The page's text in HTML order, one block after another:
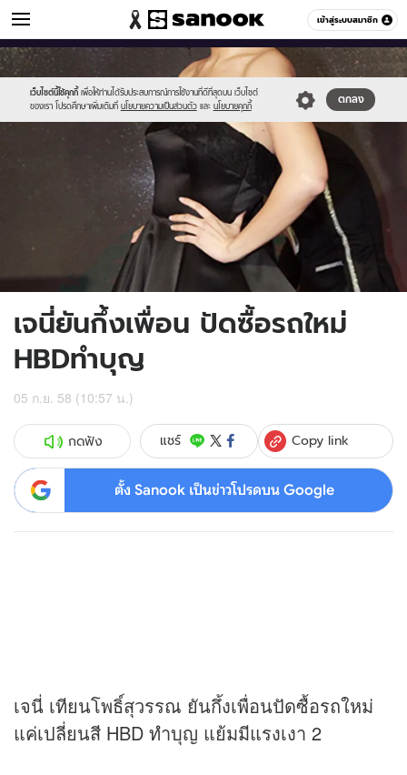
เข้าสู่ระบบสมาชิก
ข่าวบันเทิง หมวดอื่นๆ
เว็บไซต์นี้ใช้คุกกี้ เพื่อให้ท่านได้รับประสบการณ์การใช้งานที่ดีที่สุดบน เว็บไซต์
ของเรา โปรดศึกษาเพิ่มเติมที่ นโยบายความเป็นส่วนตัว และ นโยบายคุกกี้
ตกลง
Sanook
//s.isanook.com/sr/0/images/logo-
new-
sanook.png
600
60
//s.isanook.com/ns/0/ud/372/1860306/643902-
01.jpg
เจนี่ยันกึ้งเพื่อน ปัดซื้อรถใหม่
HBDทำบุญ
05 ก.ย. 58 (10:57 น.)
กดฟัง แชร์ Copy link
ตั้ง Sanook เป็นข่าวโปรดบน Google
เจนี่ เทียนโพธิ์สุวรรณ ยันกึ้งเพื่อนปัดซื้อรถใหม่
แค่เปลี่ยนสี HBD ทำบุญ แย้มมีแรงเงา 2